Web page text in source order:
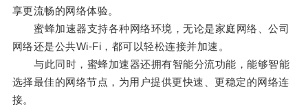
享更流畅的网络体验。
蜜蜂加速器支持各种网络环境，无论是家庭网络、公司
网络还是公共Wi-Fi，都可以轻松连接并加速。
与此同时，蜜蜂加速器还拥有智能分流功能，能够智能
选择最佳的网络节点，为用户提供更快速、更稳定的网络连
接。